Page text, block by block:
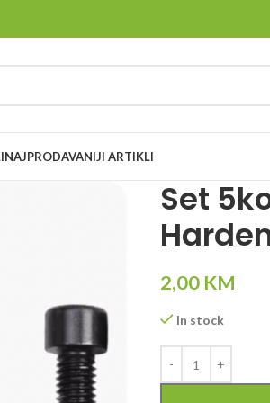
NAJPRODAVANIJI ARTIKLI
Set
2,00 KM
In stock